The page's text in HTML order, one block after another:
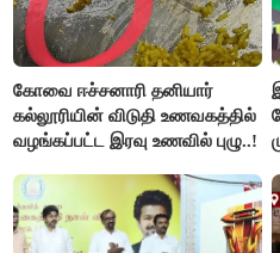
கோவை ஈச்சனாரி தனியார்
கல்லூரியின் விடுதி உணவகத்தில்
வழங்கப்பட்ட இரவு உணவில் புழு..!